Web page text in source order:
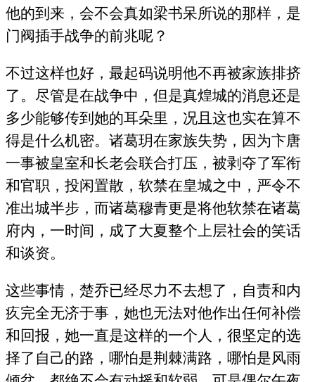
他的到来，会不会真如梁书呆所说的那样，是
门阀插手战争的前兆呢？
不过这样也好，最起码说明他不再被家族排挤
了。尽管是在战争中，但是真煌城的消息还是
多少能够传到她的耳朵里，况且这也实在算不
得是什么机密。诸葛玥在家族失势，因为卞唐
一事被皇室和长老会联合打压，被剥夺了军衔
和官职，投闲置散，软禁在皇城之中，严令不
准出城半步，而诸葛穆青更是将他软禁在诸葛
府内，一时间，成了大夏整个上层社会的笑话
和谈资。
这些事情，楚乔已经尽力不去想了，自责和内
疚完全无济于事，她也无法对他作出任何补偿
和回报，她一直是这样的一个人，很坚定的选
择了自己的路，哪怕是荆棘满路，哪怕是风雨